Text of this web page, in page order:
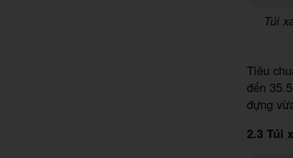
Túi
Tiêu
đến
đựng
2.3 Túi